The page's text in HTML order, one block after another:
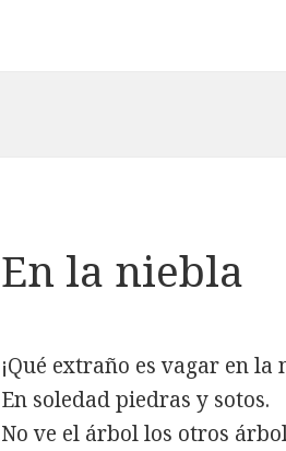
En la niebla
¡Qué extraño es vagar en la
En soledad piedras y sotos.
No ve el árbol los otros